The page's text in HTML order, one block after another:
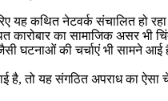
यह कथित नेटवर्क संचालित हो
का सामाजिक असर भी
घटनाओं की चर्चाएं भी सामने आई
तो यह संगठित अपराध का ऐसा